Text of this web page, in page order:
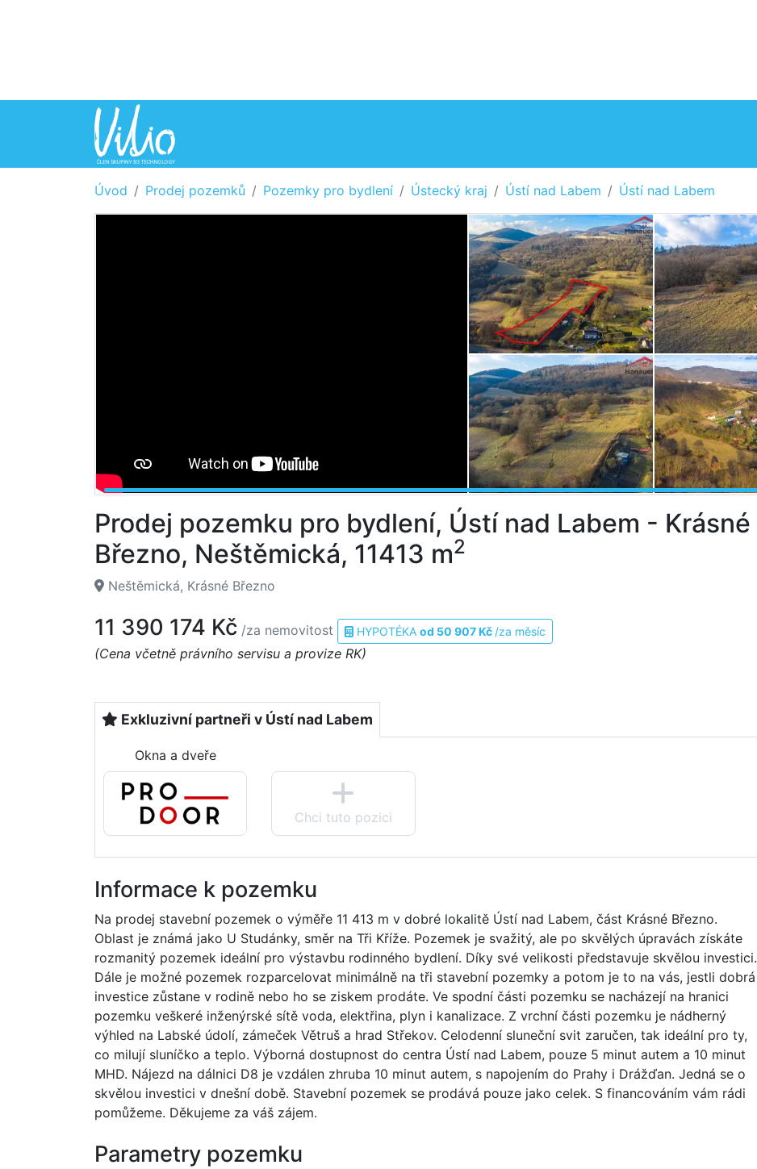
Úvod Prodej pozemků Pozemky pro bydlení Ústecký kraj Ústí nad Labem Ústí nad Labem
Prodej pozemku pro bydlení, Ústí nad Labem - Krásné
Březno, Neštěmická, 11413 m2
Neštěmická, Krásné Březno
11 390 174 Kč /za nemovitost HYPOTÉKA od 50 907 Kč /za měsíc
(Cena včetně právního servisu a provize RK)
Exkluzivní partneři v Ústí nad Labem
Okna a dveře
Chci tuto pozici
Informace k pozemku
Na prodej stavební pozemek o výměře 11 413 m v dobré lokalitě Ústí nad Labem, část Krásné Březno.
Oblast je známá jako U Studánky, směr na Tři Kříže. Pozemek je svažitý, ale po skvělých úpravách získáte
rozmanitý pozemek ideální pro výstavbu rodinného bydlení. Díky své velikosti představuje skvělou investici.
Dále je možné pozemek rozparcelovat minimálně na tři stavební pozemky a potom je to na vás, jestli dobrá
investice zůstane v rodině nebo ho se ziskem prodáte. Ve spodní části pozemku se nacházejí na hranici
pozemku veškeré inženýrské sítě voda, elektřina, plyn i kanalizace. Z vrchní části pozemku je nádherný
výhled na Labské údolí, zámeček Větruš a hrad Střekov. Celodenní sluneční svit zaručen, tak ideální pro ty,
co milují sluníčko a teplo. Výborná dostupnost do centra Ústí nad Labem, pouze 5 minut autem a 10 minut
MHD. Nájezd na dálnici D8 je vzdálen zhruba 10 minut autem, s napojením do Prahy i Drážďan. Jedná se o
skvělou investici v dnešní době. Stavební pozemek se prodává pouze jako celek. S financováním vám rádi
pomůžeme. Děkujeme za váš zájem.
Parametry pozemku